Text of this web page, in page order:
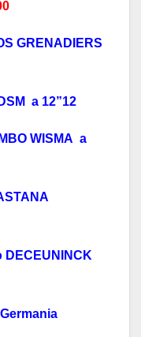
GRENADIERS
a 12”12
WISMA a
DECEUNINCK